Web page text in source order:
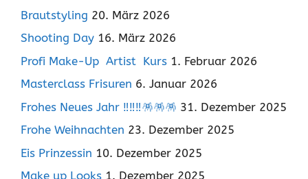
Brautstyling 20. März 2026
Shooting Day 16. März 2026
Profi Make-Up Artist Kurs 1. Februar 2026
Masterclass Frisuren 6. Januar 2026
Frohes Neues Jahr ‼️‼️‼️🪅🪅🪅 31. Dezember 2025
Frohe Weihnachten 23. Dezember 2025
Eis Prinzessin 10. Dezember 2025
Make up Looks 1. Dezember 2025